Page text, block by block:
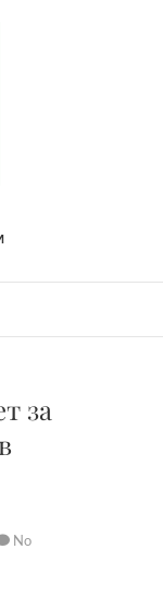
за
No